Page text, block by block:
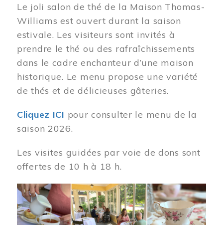
Le joli salon de thé de la Maison Thomas-
Williams est ouvert durant la saison
estivale. Les visiteurs sont invités à
prendre le thé ou des rafraîchissements
dans le cadre enchanteur d’une maison
historique. Le menu propose une variété
de thés et de délicieuses gâteries.
Cliquez ICI pour consulter le menu de la
saison 2026.
Les visites guidées par voie de dons sont
offertes de 10 h à 18 h.
Image